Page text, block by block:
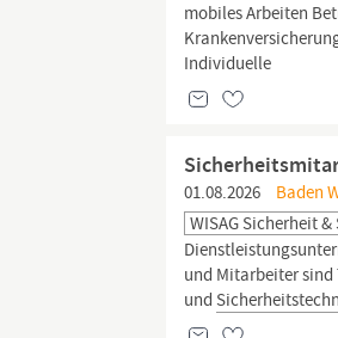
mobiles Arbeiten
Individuelle
01.08.2026
Baden
WISAG Sicherheit
und Mitarbeiter sind
und